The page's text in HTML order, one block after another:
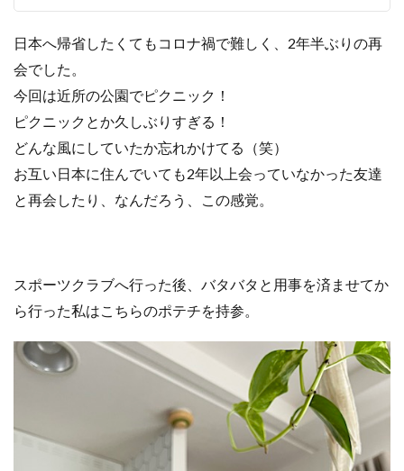
日本へ帰省したくてもコロナ禍で難しく、2年半ぶりの再
会でした。
今回は近所の公園でピクニック！
ピクニックとか久しぶりすぎる！
どんな風にしていたか忘れかけてる（笑）
お互い日本に住んでいても2年以上会っていなかった友達
と再会したり、なんだろう、この感覚。
スポーツクラブへ行った後、バタバタと用事を済ませてか
ら行った私はこちらのポテチを持参。